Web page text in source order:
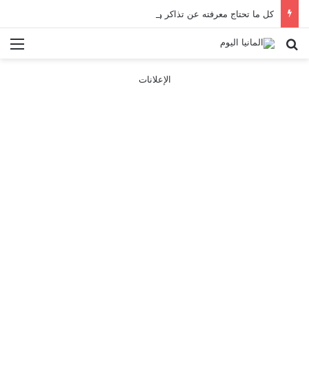
كل ما تحتاج معرفته عن تذاكر ووسائل النقل في باريس 2025
بحث عن
الإعلانات